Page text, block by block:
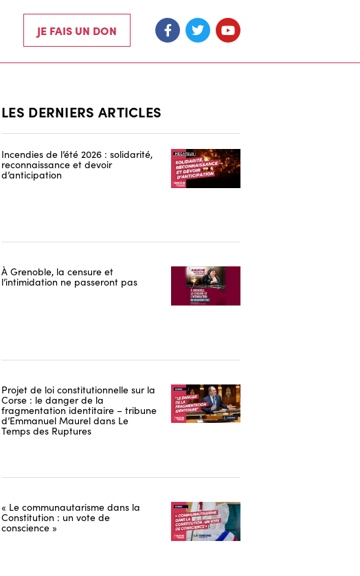
JE FAIS UN DON
LES DERNIERS ARTICLES
Incendies de l’été 2026 : solidarité,
reconnaissance et devoir
d’anticipation
À Grenoble, la censure et
l’intimidation ne passeront pas
Projet de loi constitutionnelle sur la
Corse : le danger de la
fragmentation identitaire – tribune
d’Emmanuel Maurel dans Le
Temps des Ruptures
« Le communautarisme dans la
Constitution : un vote de
conscience »